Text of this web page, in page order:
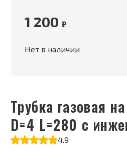
Трубка газовая на запальник
D=4 L=280 с
4.9
1 200 ₽
Нет в наличии